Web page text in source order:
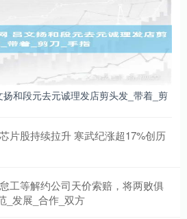
和段元去元诚理发店剪头发_带着_剪
片股持续拉升 寒武纪涨超17%创历
工等解约公司天价索赔，将两败俱
_发展_合作_双方